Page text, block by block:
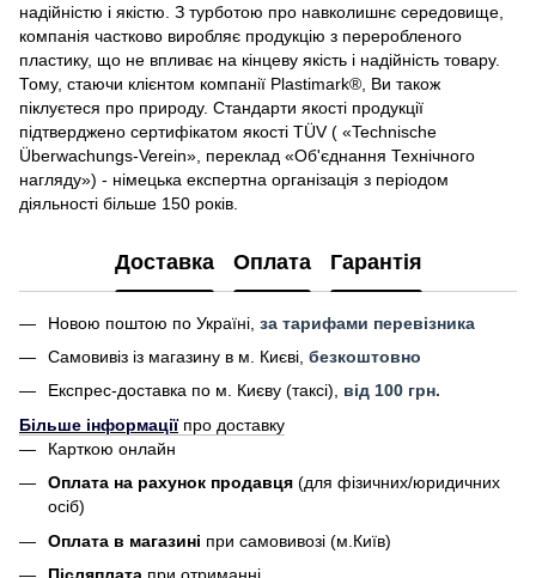
надійністю і якістю. З турботою про навколишнє середовище,
компанія частково виробляє продукцію з переробленого
пластику, що не впливає на кінцеву якість і надійність товару.
Тому, стаючи клієнтом компанії Plastimark®, Ви також
піклуєтеся про природу. Стандарти якості продукції
підтверджено сертифікатом якості TÜV ( «Technische
Überwachungs-Verein», переклад «Об'єднання Технічного
нагляду») - німецька експертна організація з періодом
діяльності більше 150 років.
Доставка Оплата Гарантія
Новою поштою по Україні, за тарифами перевізника
Самовивіз із магазину в м. Києві, безкоштовно
Експрес-доставка по м. Києву (таксі), від 100 грн.
Більше інформаціїпро доставку
Карткою онлайн
Оплата на рахунок продавця (для фізичних/юридичних
осіб)
Оплата в магазині при самовивозі (м.Київ)